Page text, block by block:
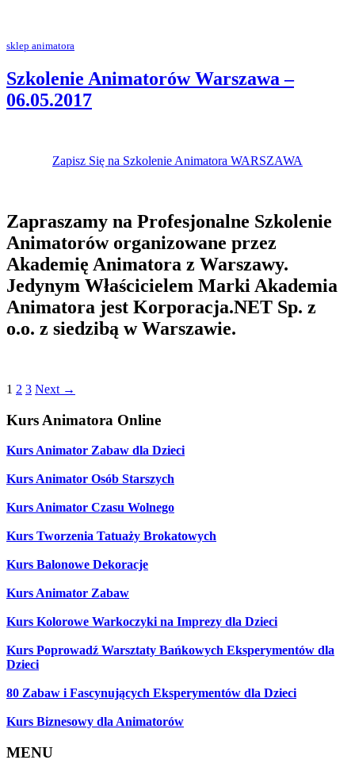
sklep animatora
Szkolenie Animatorów Warszawa –
06.05.2017
Zapisz Się na Szkolenie Animatora WARSZAWA
Zapraszamy na Profesjonalne Szkolenie
Animatorów organizowane przez
Akademię Animatora z Warszawy.
Jedynym Właścicielem Marki Akademia
Animatora jest Korporacja.NET Sp. z
o.o. z siedzibą w Warszawie.
1 2 3 Next →
Kurs Animatora Online
Kurs Animator Zabaw dla Dzieci
Kurs Animator Osób Starszych
Kurs Animator Czasu Wolnego
Kurs Tworzenia Tatuaży Brokatowych
Kurs Balonowe Dekoracje
Kurs Animator Zabaw
Kurs Kolorowe Warkoczyki na Imprezy dla Dzieci
Kurs Poprowadź Warsztaty Bańkowych Eksperymentów dla
Dzieci
80 Zabaw i Fascynujących Eksperymentów dla Dzieci
Kurs Biznesowy dla Animatorów
MENU